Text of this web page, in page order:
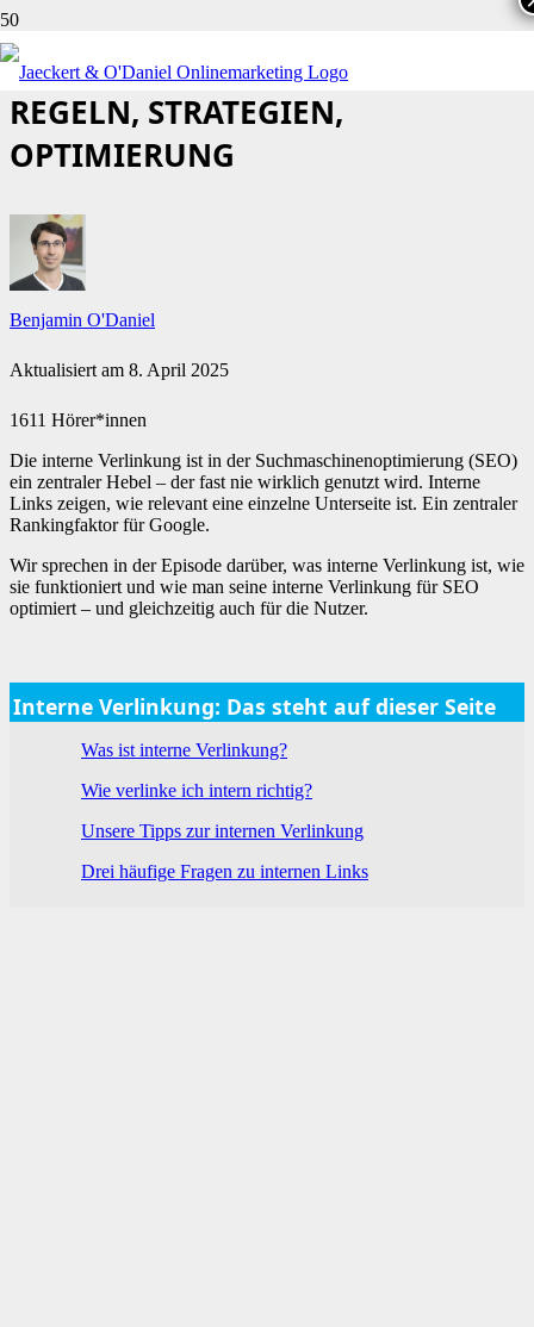
INTERNE VERLINKUNG IN SEO:
REGELN, STRATEGIEN,
OPTIMIERUNG
Benjamin O'Daniel
Aktualisiert am 8. April 2025
1611 Hörer*innen
Die interne Verlinkung ist in der Suchmaschinenoptimierung (SEO)
ein zentraler Hebel – der fast nie wirklich genutzt wird. Interne
Links zeigen, wie relevant eine einzelne Unterseite ist. Ein zentraler
Rankingfaktor für Google.
Wir sprechen in der Episode darüber, was interne Verlinkung ist, wie
sie funktioniert und wie man seine interne Verlinkung für SEO
optimiert – und gleichzeitig auch für die Nutzer.
Interne Verlinkung: Das steht auf dieser Seite
Was ist interne Verlinkung?
Wie verlinke ich intern richtig?
Unsere Tipps zur internen Verlinkung
Drei häufige Fragen zu internen Links